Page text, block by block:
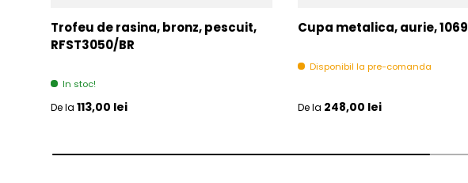
Trofeu de rasina, bronz, pescuit,
RFST3050/BR
In stoc!
Pret initial
De la 113,00 lei
Cupa metalica, aurie, 1069
Disponibil la pre-comanda
Pret initial
De la 248,00 lei